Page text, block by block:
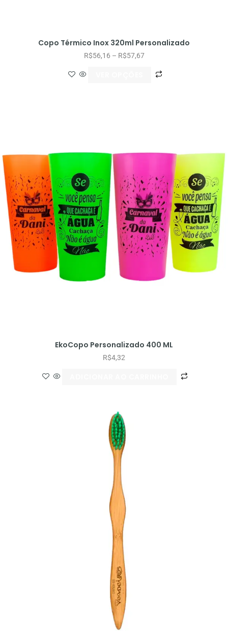
Copo Térmico Inox 320ml Personalizado
R$56,16 – R$57,67
EkoCopo Personalizado 400 ML
R$4,32